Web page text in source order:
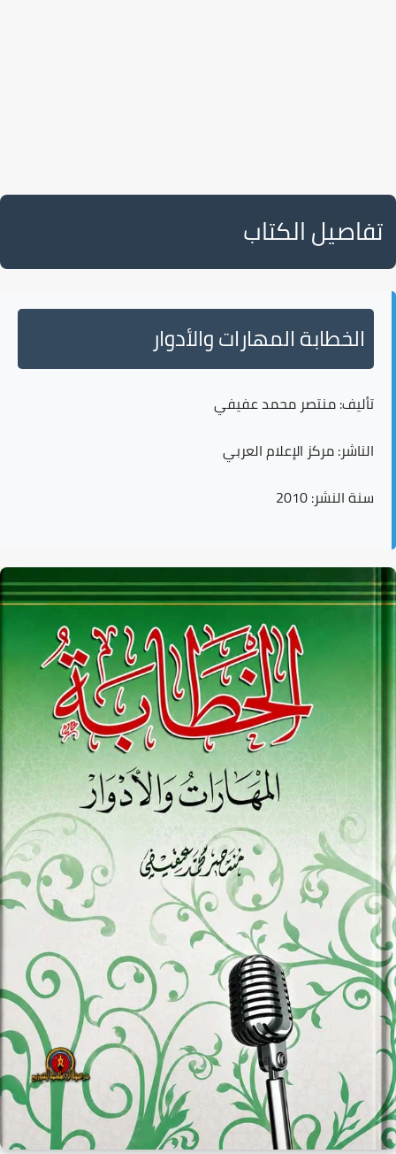
تفاصيل الكتاب
الخطابة المهارات والأدوار
تأليف:منتصر محمد عفيفي
الناشر:مركز الإعلام العربي
سنة النشر: